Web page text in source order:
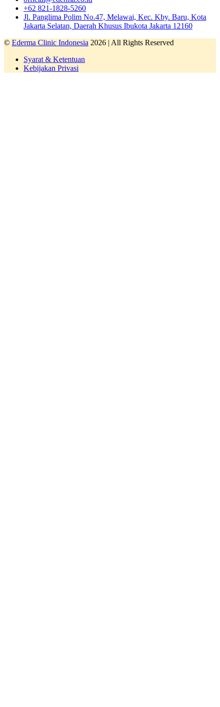
+62 821-1828-5260
Jl. Panglima Polim No.47, Melawai, Kec. Kby. Baru, Kota
Jakarta Selatan, Daerah Khusus Ibukota Jakarta 12160
© Ederma Clinic Indonesia 2026 | All Rights Reserved
Syarat & Ketentuan
Kebijakan Privasi